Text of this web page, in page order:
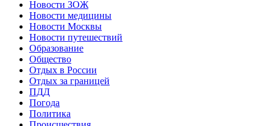
Новости ЗОЖ
Новости медицины
Новости Москвы
Новости путешествий
Образование
Общество
Отдых в России
Отдых за границей
ПДД
Погода
Политика